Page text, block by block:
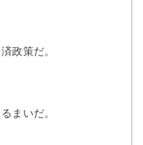
政策だ。
まいだ。